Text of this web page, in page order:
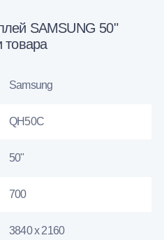
SAMSUNG 50"
товара
Samsung
QH50C
50"
700
3840 x 2160